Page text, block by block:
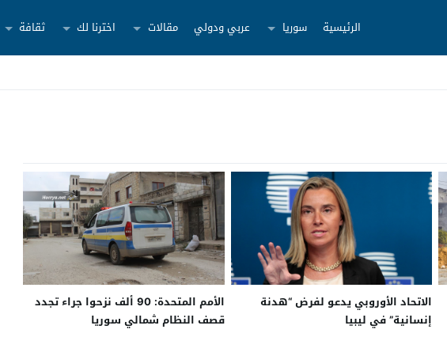
الرئيسية سوريا عربي ودولي مقالات اخترنا لك ثقافة
الاتحاد الأوروبي يدعو لفرض “هدنة
إنسانية” في ليبيا
​الأمم المتحدة: 90 ألف نزحوا جراء تجدد
قصف النظام شمالي سوريا